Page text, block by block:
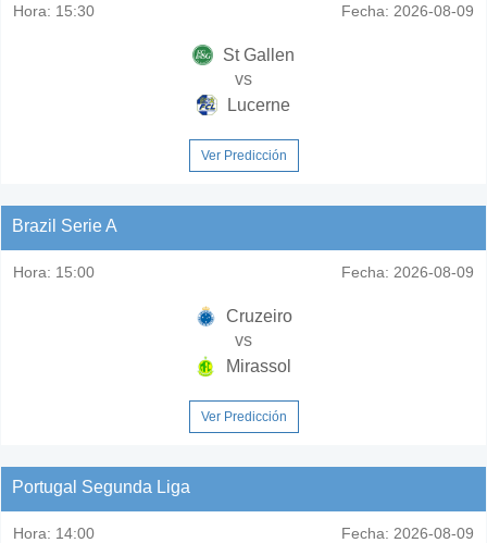
Hora: 15:30 Fecha: 2026-08-09
St Gallen
vs
Lucerne
Ver Predicción
Brazil Serie A
Hora: 15:00 Fecha: 2026-08-09
Cruzeiro
vs
Mirassol
Ver Predicción
Portugal Segunda Liga
Hora: 14:00 Fecha: 2026-08-09